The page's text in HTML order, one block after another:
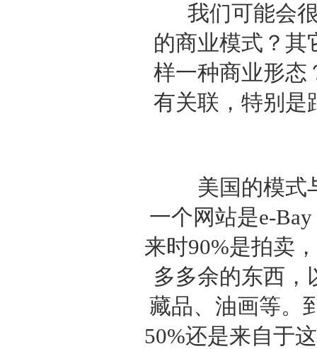
我们可能会很
的商业模式？其
样一种商业形态
有关联，特别是
美国的模式与
一个网站是e-
来时90%是拍卖
多多余的东西，
藏品、油画等。
50%还是来自于